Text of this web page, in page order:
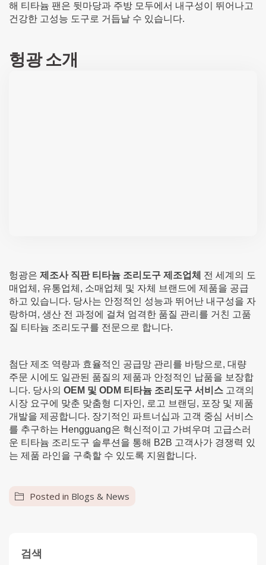
해 티타늄 팬은 뒷마당과 주방 모두에서 내구성이 뛰어나고
건강한 고성능 도구로 거듭날 수 있습니다.
헝광 소개
헝광은 제조사 직판 티타늄 조리도구 제조업체
전 세계의 도
매업체, 유통업체, 소매업체 및 자체 브랜드에 제품을 공급
하고 있습니다. 당사는 안정적인 성능과 뛰어난 내구성을 자
랑하며, 생산 전 과정에 걸쳐 엄격한 품질 관리를 거친 고품
질 티타늄 조리도구를 전문으로 합니다.
첨단 제조 역량과 효율적인 공급망 관리를 바탕으로, 대량
주문 시에도 일관된 품질의 제품과 안정적인 납품을 보장합
니다. 당사의 OEM 및 ODM 티타늄 조리도구 서비스 고객의
시장 요구에 맞춘 맞춤형 디자인, 로고 브랜딩, 포장 및 제품
개발을 제공합니다. 장기적인 파트너십과 고객 중심 서비스
를 추구하는 Hengguang은 혁신적이고 가벼우며 고급스러
운 티타늄 조리도구 솔루션을 통해 B2B 고객사가 경쟁력 있
는 제품 라인을 구축할 수 있도록 지원합니다.
Posted in Blogs & News
검색